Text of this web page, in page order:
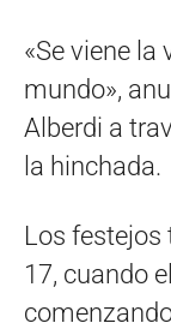
«Se viene la
mundo»,
Alberdi a
la hinchada.
Los festejos
17, cuando